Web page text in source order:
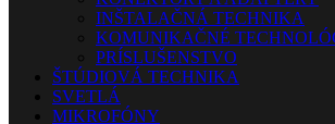
INŠTALAČNÁ TECHNIKA
KOMUNIKAČNÉ
PRÍSLUŠENSTVO
ŠTÚDIOVÁ TECHNIKA
SVETLÁ
MIKROFÓNY